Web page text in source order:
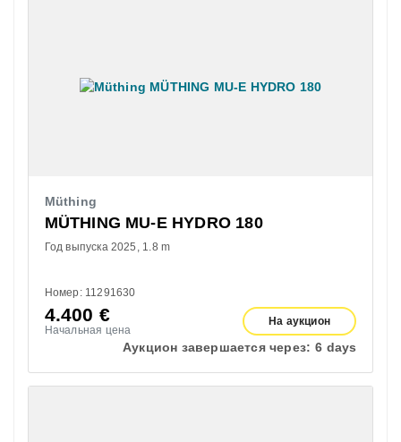
Müthing
MÜTHING MU-E HYDRO 180
Год выпуска 2025 1.8 m
Номер: 11291630
4.400 €
Начальная цена
На аукцион
Аукцион завершается через: 6 days